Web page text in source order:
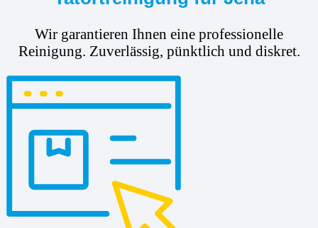
Wir garantieren Ihnen eine professionelle
Reinigung. Zuverlässig, pünktlich und diskret.